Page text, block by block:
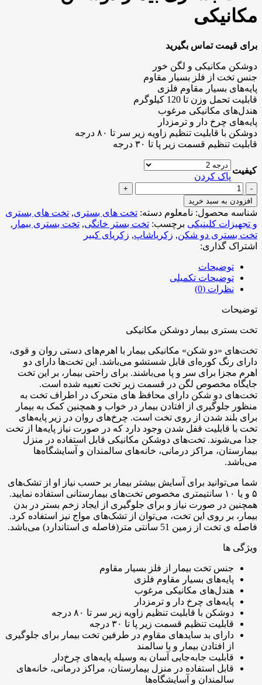
مکانیکی
برای قیمت تماس بگیرید
دوشکن مکانیکی و لگن خور
جنس تخت از فلز بسیار مقاوم
پایه‌های بسیار مقاوم فلزی
قابلیت تحمل وزن تا 120 کیلوگرم
هندل‌های مکانیکی مرغوب
پایه‌های چرخ دار و ترمزدار
دوشکن با قابلیت تنظیم زاویه زیر سر تا ۸۰ درجه
قابلیت تنظیم قسمت زیر پا تا ۳۰ درجه
کیفیت
پاک کردن
تخت
بستری
بیمار
دوشکن
مکانیکی
عدد
افزودن به سبد خرید
شناسه محصول: نامعلوم دسته: تخت های بستری, تخت های بستری
و تجهیزات کلینیکی برچسب: تخت بستر خانگی, تخت بستری بیمار ,
تخت بستری دو شکن, زکریاشاپ, زکریای کبیر
اشتراک گذاری:
توضیحات
توضیحات تکمیلی
نظرات (0)
توضیحات
تخت بستری بیمار دوشکن مکانیکی
تخت‌های «دو شکن» مکانیکی بیمار با اهرم‌های دستی روان و قوی،
دارای رنگ کوره‌ای قابل شستشو می‌باشد. این تخت‌ها دارای دو
اهرم مجزا برای سر و پا می‌باشند. برای راحتی بیمار، بر این تخت
جایگاه مخصوص لگن در قسمت زیر تخت تعبیه شده است.
تخت‌های دو شکن دارای محافظ های متحرک در اطراف تخت به
منظور جلوگیری از افتادن بیمار در خواب و همچنین کمک به بیمار
برای بلند شدن از روی تخت است. چرخ‌های روان در زیر پایه‌های
تخت با قابلیت قفل شدن وجود دارد که در صورت نیاز پایه‌ها از تخت
جدا می‌شوند. تخت‌های دوشکن مکانیکی قابل استفاده در منزل
بیمارستان، مراکز درمانی، خانه‌های سالمندان و آسایشگاه‌ها
می‌باشد.
شما می‌توانید برای آسایش بیشتر بیمار بر حسب نیاز او از تشک‌های
۵ و یا ۱۰ سانتیمتری مخصوص تخت‌های بیمارستانی استفاده نمایید.
همچنین در صورت نیاز و برای جلوگیری از ایجاد زخم بستر در بدن
بیمار، بر روی این تخت، می‌توان از تشک‌های مواج نیز استفاده کرد.
فاصله ی تخت از زمین 51 سانتی متر(فاصله ی استاندارد) می‌باشد.
ویژگی ها
جنس تخت بیمار از فلز بسیار مقاوم
پایه‌های بسیار مقاوم فلزی
هندل‌های مکانیکی مرغوب
پایه‌های چرخ دار و ترمزدار
دوشکن با قابلیت تنظیم زاویه زیر سر تا ۸۰ درجه
قابلیت تنظیم قسمت زیر پا تا ۳۰ درجه
دارای بد سایدهای مقاوم در طرفین تخت بیمار برای جلوگیری
از افتادن بیمار و یا سالمند
قابلیت جابه‌جایی آسان به وسیله پایه‌های چرخ‌دار
قابل استفاده در منزل بیمارستان، مراکز درمانی، خانه‌های
سالمندان و آسایشگاه‌ها